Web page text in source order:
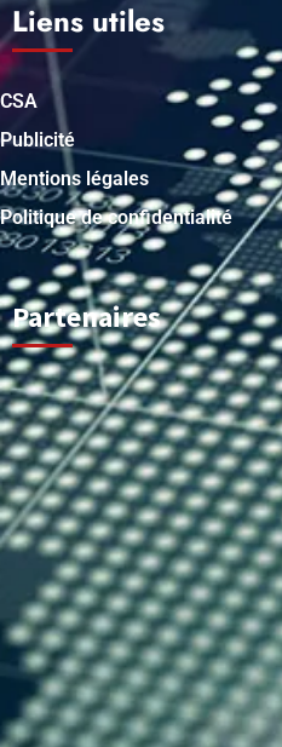
Liens utiles
CSA
Publicité
Mentions légales
Politique de confidentialité
Partenaires